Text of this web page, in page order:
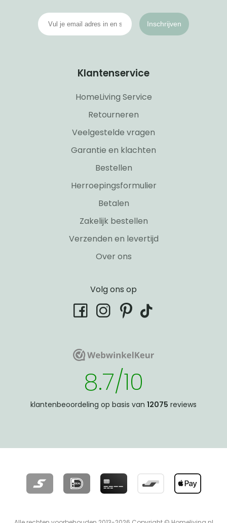
Inschrijven
Klantenservice
HomeLiving Service
Retourneren
Veelgestelde vragen
Garantie en klachten
Bestellen
Herroepingsformulier
Betalen
Zakelijk bestellen
Verzenden en levertijd
Over ons
Volg ons op
facebookinstagram
pinterest
tiktok
WebwinkelKeurWebwinkelKeur
8.7/10
klantenbeoordeling op basis van 12075 reviews